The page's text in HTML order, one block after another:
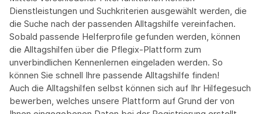
Dienstleistungen und Suchkriterien ausgewählt werden, die
die Suche nach der passenden Alltagshilfe vereinfachen.
Sobald passende Helferprofile gefunden werden, können
die Alltagshilfen über die Pflegix-Plattform zum
unverbindlichen Kennenlernen eingeladen werden. So
können Sie schnell Ihre passende Alltagshilfe finden!
Auch die Alltagshilfen selbst können sich auf Ihr Hilfegesuch
bewerben, welches unsere Plattform auf Grund der von